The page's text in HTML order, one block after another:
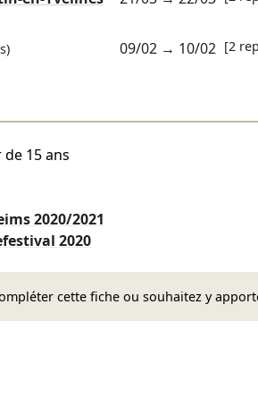
09/02→ 10/02 [2
15 ans
2020/2021
2020
cette fiche ou souhaitez y